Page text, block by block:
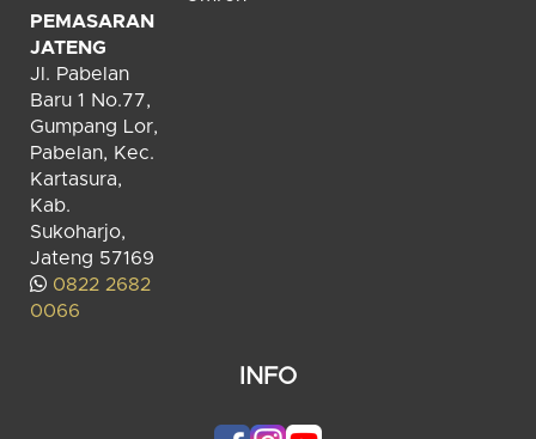
PEMASARAN
JATENG
Jl. Pabelan
Baru 1 No.77,
Gumpang Lor,
Pabelan, Kec.
Kartasura,
Kab.
Sukoharjo,
Jateng 57169
0822 2682
0066
INFO